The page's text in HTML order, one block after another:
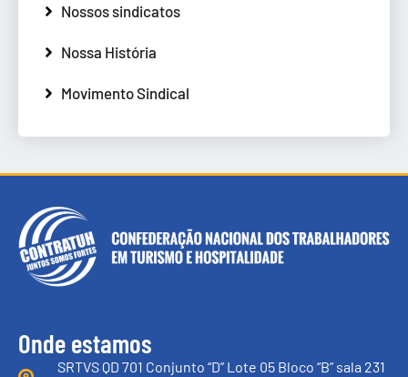
Nossos sindicatos
Nossa História
Movimento Sindical
Onde estamos
SRTVS QD 701 Conjunto “D” Lote 05 Bloco “B” sala 231